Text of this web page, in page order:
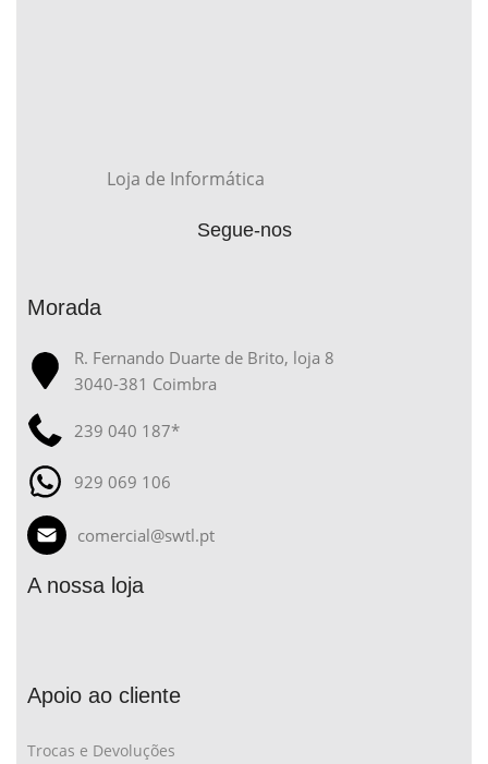
Loja de Informática
Segue-nos
Morada
R. Fernando Duarte de Brito, loja 8
3040-381 Coimbra
239 040 187*
929 069 106
comercial@swtl.pt
A nossa loja
Apoio ao cliente
Trocas e Devoluções